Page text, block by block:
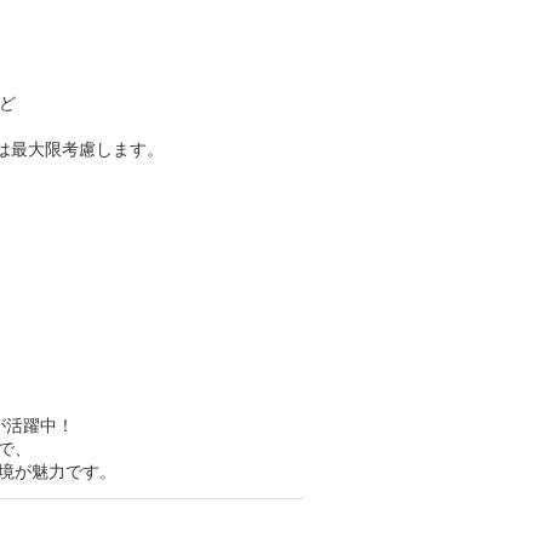
大限考慮します。
躍中！
、
が魅力です。